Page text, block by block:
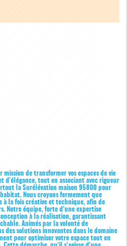
mission de transformer vos espaces de vie
d'élégance, tout en associant avec rigueur
la Surélévation maison 95800 pour
Nous croyons fermement que
la fois créative et technique, afin de
Notre équipe, forte d'une expertise
à la réalisation, garantissant
Animés par la volonté de
des solutions innovantes dans le domaine
pour optimiser votre espace tout en